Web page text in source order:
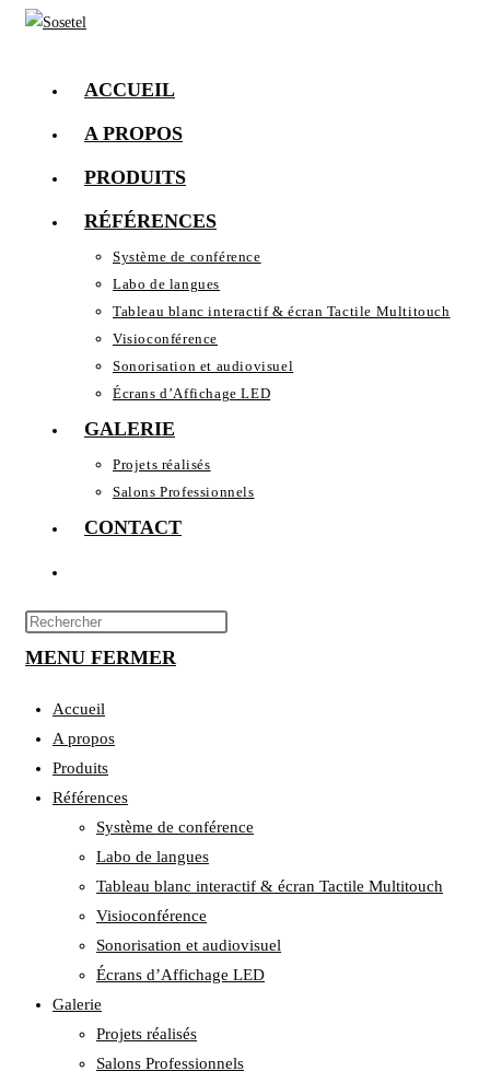
Skip
ACCUEIL
A PROPOS
PRODUITS
RÉFÉRENCES
Système de conférence
Labo de langues
Tableau blanc interactif & écran Tactile Multitouch
Visioconférence
Sonorisation et audiovisuel
Écrans d’Affichage LED
GALERIE
Projets réalisés
Salons Professionnels
CONTACT
WEBSITE
SEARCH
MENU FERMER
Accueil
A propos
Produits
Références
Système de conférence
Labo de langues
Tableau blanc interactif & écran Tactile Multitouch
Visioconférence
Sonorisation et audiovisuel
Écrans d’Affichage LED
Galerie
Projets réalisés
Salons Professionnels